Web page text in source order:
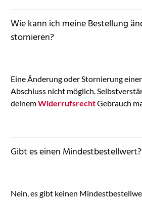
Wie kann ich meine Bestellung
stornieren?
Eine Änderung oder Stornierung
Abschluss nicht möglich.
deinemWiderrufsrechtGebrauch
Gibt es einen Mindestbestellwert?
Nein, es gibt keinen